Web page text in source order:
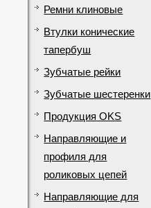
Ремни клиновые
Втулки конические
тапербуш
Зубчатые рейки
Зубчатые шестеренки
Продукция OKS
Направляющие и
профиля для
роликовых цепей
Направляющие для